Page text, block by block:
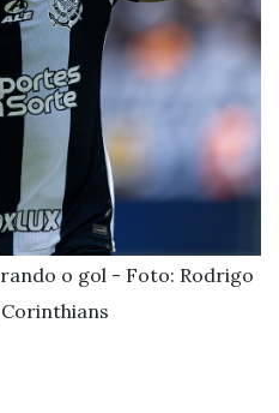
o gol - Foto: Rodrigo